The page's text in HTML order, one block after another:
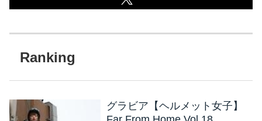
グラビア【ヘルメット女子】